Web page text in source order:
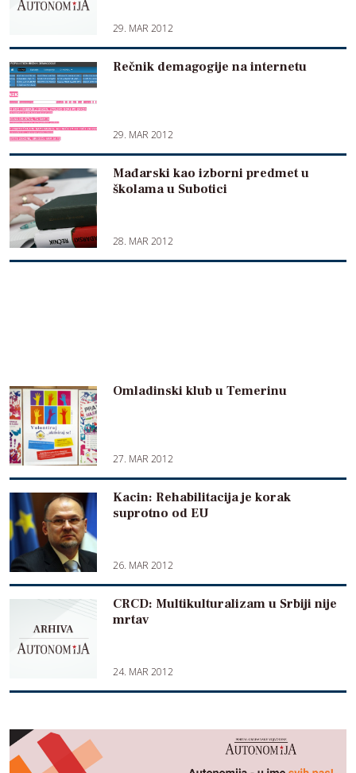
29. MAR 2012
Rečnik demagogije na internetu
29. MAR 2012
Mađarski kao izborni predmet u
školama u Subotici
28. MAR 2012
Omladinski klub u Temerinu
27. MAR 2012
Kacin: Rehabilitacija je korak
suprotno od EU
26. MAR 2012
CRCD: Multikulturalizam u Srbiji nije
mrtav
24. MAR 2012